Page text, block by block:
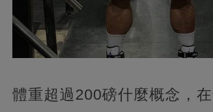
體重超過200磅什麼概念，